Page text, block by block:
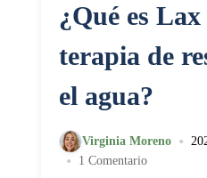
¿Qué es
terapia de
el agua?
Virginia Moreno •
• 1 Comentario